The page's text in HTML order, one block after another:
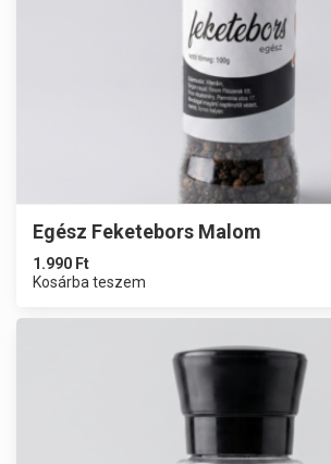
Egész Feketebors Malom
1.990 Ft
Kosárba teszem